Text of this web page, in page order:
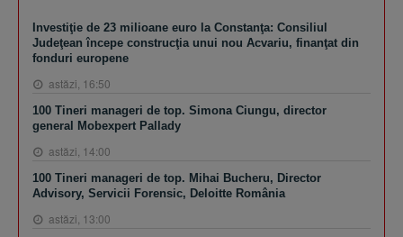
Investiţie de 23 milioane euro la Constanţa: Consiliul
Judeţean începe construcţia unui nou Acvariu, finanţat din
fonduri europene
astăzi, 16:50
100 Tineri manageri de top. Simona Ciungu, director
general Mobexpert Pallady
astăzi, 14:00
100 Tineri manageri de top. Mihai Bucheru, Director
Advisory, Servicii Forensic, Deloitte România
astăzi, 13:00